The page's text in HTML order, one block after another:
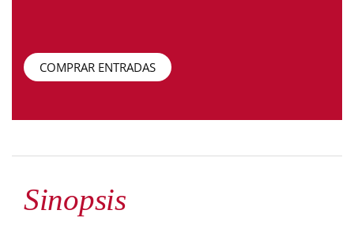
COMPRAR ENTRADAS
Sinopsis